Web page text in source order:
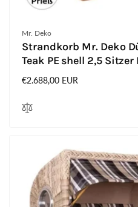
Anbieter:
Mr. Deko
Strandkorb Mr. Deko
Teak PE shell 2,5
Normaler
€2.688,00 EUR